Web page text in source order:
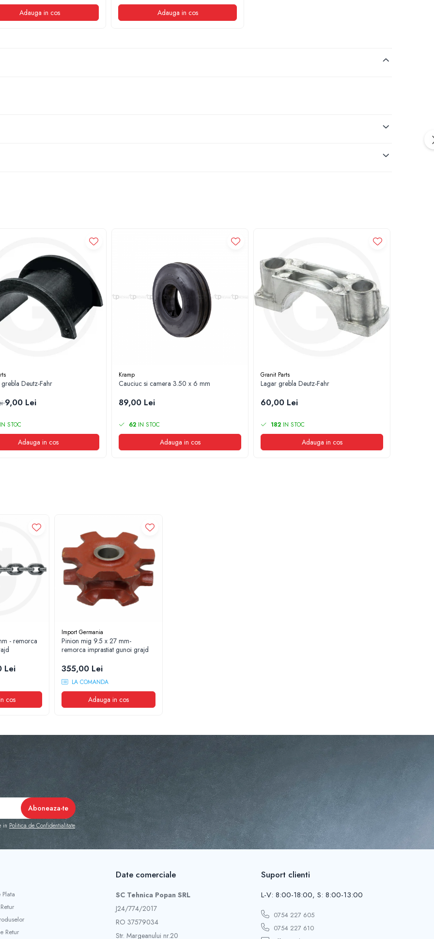
Adauga in cos Adauga in cos
Deutz-Fahr
9,00 Lei
IN STOC
Adauga in cos
Kramp
Cauciuc si camera 3.50 x 6 mm
89,00 Lei
62 IN STOC
Adauga in cos
Granit Parts
Lagar grebla Deutz-Fahr
60,00 Lei
182 IN STOC
Adauga in cos
- remorca
Lei
cos
Import Germania
Pinion mig 9.5 x 27 mm-
remorca imprastiat gunoi grajd
355,00 Lei
LA COMANDA
Adauga in cos
in Politica de Confidentialitate
Retur
Date comerciale
SC Tehnica Popan SRL
J24/774/2017
RO 37579034
Str. Margeanului nr.20
Suport clienti
L-V: 8:00-18:00, S: 8:00-13:00
0754 227 605
0754 227 610